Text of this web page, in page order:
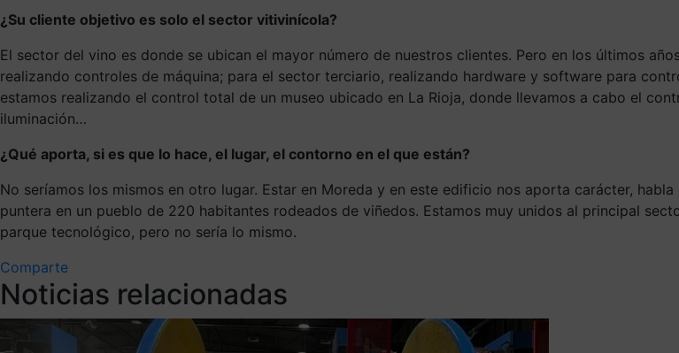
¿Su cliente objetivo es solo el sector vitivinícola?
El sector del vino es donde se ubican el mayor número de nuestros clientes. Pero en los últimos
realizando controles de máquina; para el sector terciario, realizando hardware y software para
estamos realizando el control total de un museo ubicado en La Rioja, donde llevamos a cabo el
iluminación…
¿Qué aporta, si es que lo hace, el lugar, el contorno en el que están?
No seríamos los mismos en otro lugar. Estar en Moreda y en este edificio nos aporta carácter,
puntera en un pueblo de 220 habitantes rodeados de viñedos. Estamos muy unidos al principal
parque tecnológico, pero no sería lo mismo.
Comparte
Noticias relacionadas